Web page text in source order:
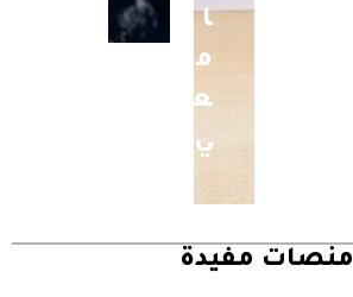
ا
م
ع
ي
منصات مفيدة